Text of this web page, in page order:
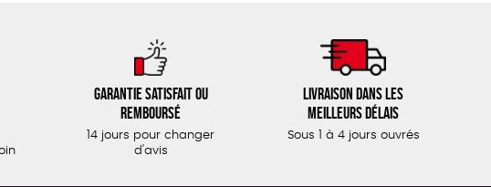
Garantie satisfait ou
remboursé
14 jours pour changer
d'avis
Livraison dans les
meilleurs délais
Sous 1 à 4 jours ouvrés